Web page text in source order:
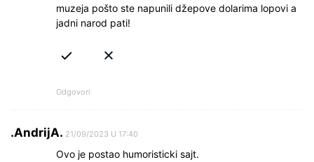
muzeja pošto ste napunili džepove dolarima lopovi a
jadni narod pati!
Odgovori
.AndrijA. 21/09/2023 U 17:40
Ovo je postao humoristicki sajt.